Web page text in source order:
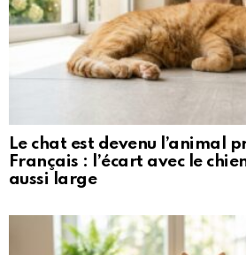
Le chat est devenu l’animal
Français : l’écart avec le
aussi large